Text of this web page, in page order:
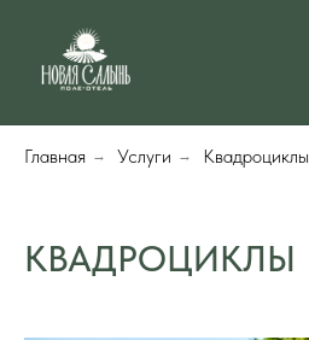
Главная → Услуги → Квадроциклы
КВАДРОЦИКЛЫ